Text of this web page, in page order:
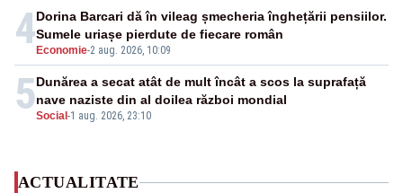
4 Economie-2 aug. 2026, 10:09
Dorina Barcari dă în vileag șmecheria înghețării pensiilor.
Sumele uriașe pierdute de fiecare român
5Social -1 aug. 2026, 23:10
Dunărea a secat atât de mult încât a scos la suprafață
nave naziste din al doilea război mondial
ACTUALITATE